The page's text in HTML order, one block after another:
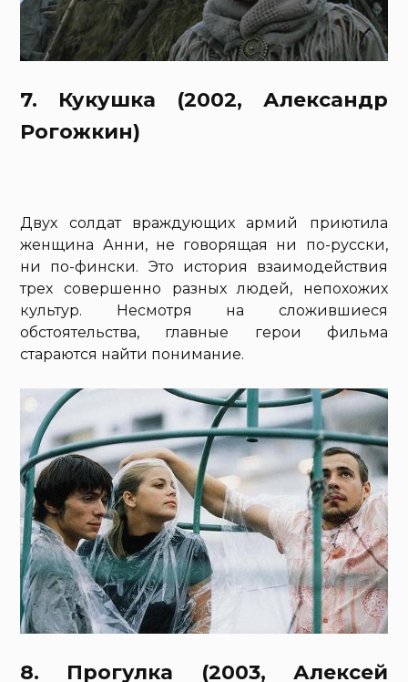
7. Кукушка (2002, Александр
Рогожкин)
Двух солдат враждующих армий приютила
женщина Анни, не говорящая ни по-русски,
ни по-фински. Это история взаимодействия
трех совершенно разных людей, непохожих
культур. Несмотря на сложившиеся
обстоятельства, главные герои фильма
стараются найти понимание.
8. Прогулка (2003, Алексей